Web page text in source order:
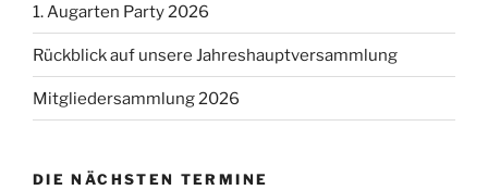
1. Augarten Party 2026
Rückblick auf unsere Jahreshauptversammlung
Mitgliedersammlung 2026
DIE NÄCHSTEN TERMINE